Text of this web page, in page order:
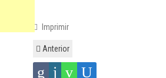
Imprimir
Anterior